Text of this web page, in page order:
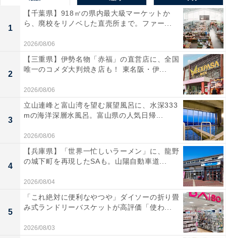
日本国内で長らく市民権を得ていてもいまだヨーロッパ
で珍しいものといえば、貼るカイロや携帯扇風機などで
すが、この他にも翻訳機能付きフェイスマスク、携帯用
音姫、エアコン内蔵の衣類など、単純に便利なものから
抱腹絶倒の奇抜なアイデア商品まで、その独特の発想は
外国人の度肝を抜くようです。
とりわけ100円ショップは「安くて使える」便利グッズ
の宝庫で、筆者が欧州系エアラインに勤めていた頃に
は、日本にフライトをするたびに外国人クルーたちが目
の色を変えて駆け込み、山のように商品を買いあさって
1
【千葉県】918㎡の県内最大級マーケットか
ら、廃校をリノベした直売所まで。ファー...
2026/08/06
2
【三重県】伊勢名物「赤福」の直営店に、全国
唯一のコメダ大判焼き店も！ 東名阪・伊...
2026/08/06
3
立山連峰と富山湾を望む展望風呂に、水深333
mの海洋深層水風呂。富山県の人気日帰...
2026/08/06
4
【兵庫県】「世界一忙しいラーメン」に、龍野
の城下町を再現したSAも。山陽自動車道...
2026/08/04
5
「これ絶対に便利なやつや」ダイソーの折り畳
み式ランドリーバスケットが高評価「使わ...
2026/08/03